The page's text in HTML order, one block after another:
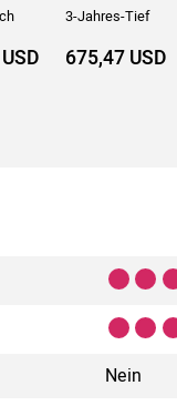
3-Jahres-Tief
675,47 USD
Nein